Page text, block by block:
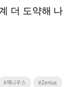
더 도약해 나
#제니우스 #Zenius